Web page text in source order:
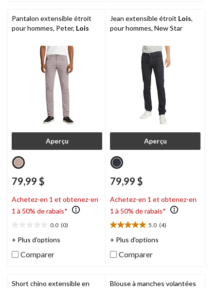
Pantalon extensible étroit
pour hommes, Peter, Lois
Aperçu
79,99 $
Achetez-en 1 et obtenez-en
1 à 50% de rabais*
0.0 (0)
étoile(s)
5.
+ Plus d'options
Comparer
Jean extensible étroit Lois,
pour hommes, New Star
Aperçu
79,99 $
Achetez-en 1 et obtenez-en
1 à 50% de rabais*
5.0 (4)
5.0
étoile(s)
5.
+ Plus d'options
Comparer
Short chino extensible en
Blouse à manches volantées